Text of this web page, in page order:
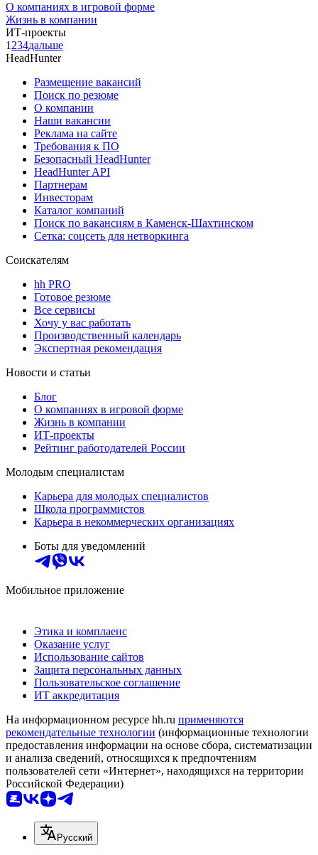
О компаниях в игровой форме
Жизнь в компании
ИТ-проекты
1 234дальше
HeadHunter
Размещение вакансий
Поиск по резюме
О компании
Наши вакансии
Реклама на сайте
Требования к ПО
Безопасный HeadHunter
HeadHunter API
Партнерам
Инвесторам
Каталог компаний
Поиск по вакансиям в Каменск-Шахтинском
Сетка: соцсеть для нетворкинга
Соискателям
hh PRO
Готовое резюме
Все сервисы
Хочу у вас работать
Производственный календарь
Экспертная рекомендация
Новости и статьи
Блог
О компаниях в игровой форме
Жизнь в компании
ИТ-проекты
Рейтинг работодателей России
Молодым специалистам
Карьера для молодых специалистов
Школа программистов
Карьера в некоммерческих организациях
Боты для уведомлений
Мобильное приложение
Этика и комплаенс
Оказание услуг
Использование сайтов
Защита персональных данных
Пользовательское соглашение
ИТ аккредитация
На информационном ресурсе hh.ru применяются
рекомендательные технологии (информационные технологии
предоставления информации на основе сбора, систематизации
и анализа сведений, относящихся к предпочтениям
пользователей сети «Интернет», находящихся на территории
Российской Федерации)
Русский